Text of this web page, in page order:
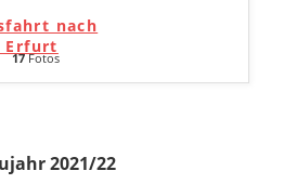
nach
Erfurt
17Fotos
2021/22